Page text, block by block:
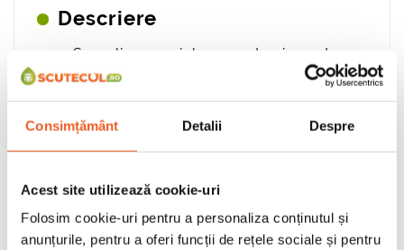
Consimțământ Detalii Despre
Acest site utilizează cookie-uri
Folosim cookie-uri pentru a personaliza conținutul și
anunțurile, pentru a oferi funcții de rețele sociale și pentru
Descriere
Se aplica pe pielea uscata si curata.
Utilizat pentru fixarea pansamentelor
medicale pe suprafata pielii.
A se pastra la loc inchis si racoros,
temperaturi intre 15-30°C.